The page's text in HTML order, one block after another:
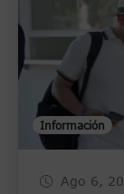
Información
Ago 6,